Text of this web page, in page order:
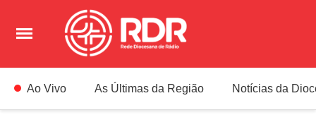
Ao Vivo As Últimas da Região Notícias da